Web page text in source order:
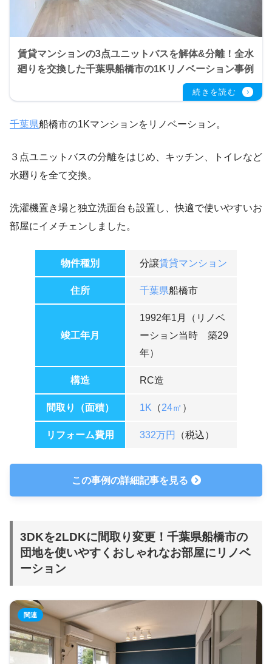
賃貸マンションの3点ユニットバスを解体&分離！全水
廻りを交換した千葉県船橋市の1Kリノベーション事例
千葉県船橋市の1Kマンションをリノベーション。
３点ユニットバスの分離をはじめ、キッチン、トイレなど
水廻りを全て交換。
洗濯機置き場と独立洗面台も設置し、快適で使いやすいお
部屋にイメチェンしました。
物件種別 分譲賃貸マンション
住所 千葉県船橋市
竣工年月
1992年1月（リノベ
ーション当時 築29
年）
構造 RC造
間取り（面積） 1K （24㎡ ）
リフォーム費用 332万円 （税込）
この事例の詳細記事を見る
3DKを2LDKに間取り変更！千葉県船橋市の
団地を使いやすくおしゃれなお部屋にリノベ
ーション